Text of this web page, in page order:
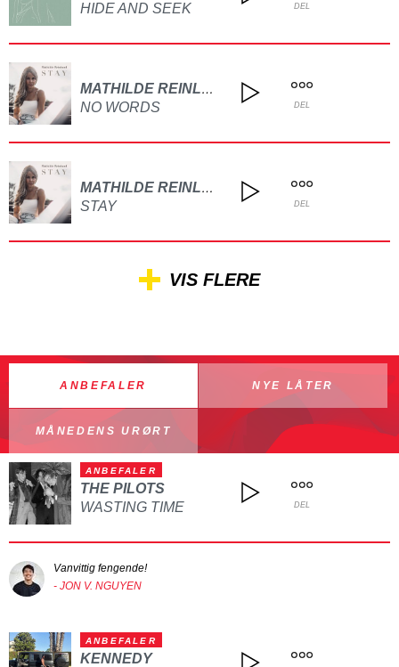
HIDE AND SEEK DEL
MATHILDE REINLUND
NO WORDS DEL
MATHILDE REINLUND
STAY DEL
VIS FLERE
ANBEFALER NYE LÅTER
MÅNEDENS URØRT
ANBEFALER
THE PILOTS
WASTING TIME
DEL
Vanvittig fengende!
- JON V. NGUYEN
ANBEFALER
KENNEDY